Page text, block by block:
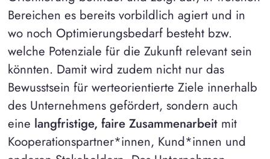
Bereichen es bereits vorbildlich agiert und in
wo noch Optimierungsbedarf besteht bzw.
welche Potenziale für die Zukunft relevant sein
könnten. Damit wird zudem nicht nur das
Bewusstsein für werteorientierte Ziele innerhalb
des Unternehmens gefördert, sondern auch
eine langfristige, faire Zusammenarbeitmit
Kooperationspartner*innen, Kund*innen und